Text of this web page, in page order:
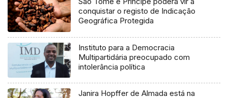
conquistar o registo de Indicação
Geográfica Protegida
Instituto para a Democracia
Multipartidária preocupado com
intolerância política
Janira Hopffer de Almada está na